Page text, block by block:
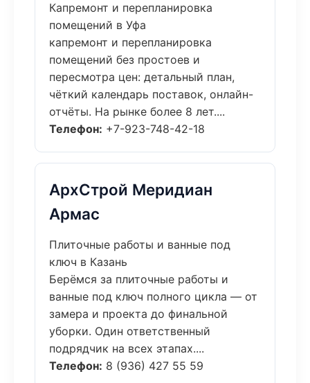
Капремонт и перепланировка
помещений в Уфа
капремонт и перепланировка
помещений без простоев и
пересмотра цен: детальный план,
чёткий календарь поставок, онлайн-
отчёты. На рынке более 8 лет....
Телефон: +7-923-748-42-18
АрхСтрой Меридиан
Армас
Плиточные работы и ванные под
ключ в Казань
Берёмся за плиточные работы и
ванные под ключ полного цикла — от
замера и проекта до финальной
уборки. Один ответственный
подрядчик на всех этапах....
Телефон: 8 (936) 427 55 59